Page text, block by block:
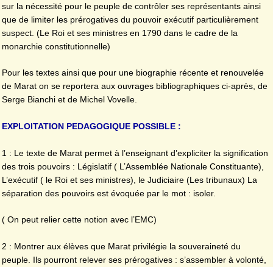
sur la nécessité pour le peuple de contrôler ses représentants ainsi
que de limiter les prérogatives du pouvoir exécutif particulièrement
suspect. (Le Roi et ses ministres en 1790 dans le cadre de la
monarchie constitutionnelle)
Pour les textes ainsi que pour une biographie récente et renouvelée
de Marat on se reportera aux ouvrages bibliographiques ci-après, de
Serge Bianchi et de Michel Vovelle.
EXPLOITATION PEDAGOGIQUE POSSIBLE :
1 : Le texte de Marat permet à l’enseignant d’expliciter la signification
des trois pouvoirs : Législatif ( L’Assemblée Nationale Constituante),
L’exécutif ( le Roi et ses ministres), le Judiciaire (Les tribunaux) La
séparation des pouvoirs est évoquée par le mot : isoler.
( On peut relier cette notion avec l’EMC)
2 : Montrer aux élèves que Marat privilégie la souveraineté du
peuple. Ils pourront relever ses prérogatives : s’assembler à volonté,